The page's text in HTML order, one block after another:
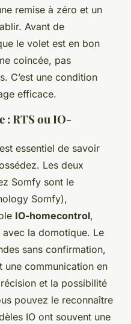
remise à zéro et un
Avant de
le volet est en bon
coincée, pas
C’est une condition
efficace.
: RTS ou IO-
essentiel de savoir
Les deux
Somfy sont le
Somfy),
IO-homecontrol,
la domotique. Le
sans confirmation,
une communication en
et la possibilité
pouvez le reconnaître
IO ont souvent une